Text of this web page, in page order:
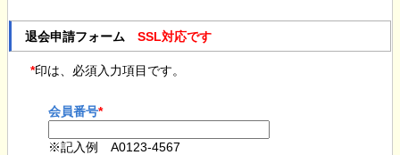
退会申請フォーム SSL対応です
*印は、必須入力項目です。
会員番号*
※記入例 A0123-4567